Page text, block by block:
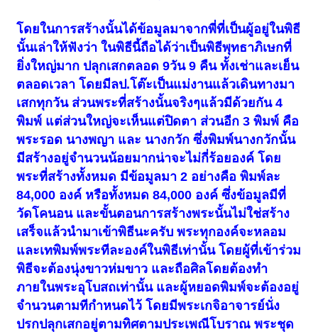
โดยในการสร้างนั้นได้ข้อมูลมาจากพี่ที่เป็นผู้อยู่ในพิธี
นั้นเล่าให้ฟังว่า ในพิธีนี้ถือได้ว่าเป็นพิธีพุทธาภิเษกที่
ยิ่งใหญ่มาก ปลุกเสกตลอด 9วัน 9 คืน ทั้งเช่าและเย็น
ตลอดเวลา โดยมีลป.โต๊ะเป็นแม่งานแล้วเดินทางมา
เสกทุกวัน ส่วนพระที่สร้างนั้นจริงๆแล้วมีด้วยกัน 4
พิมพ์ แต่ส่วนใหญ่จะเห็นแต่ปิดตา ส่วนอีก 3 พิมพ์ คือ
พระรอด นางพญา และ นางกวัก ซึ่งพิมพ์นางกวักนั้น
มีสร้างอยู่จำนวนน้อยมากน่าจะไม่กี่ร้อยองค์ โดย
พระที่สร้างทั้งหมด มีข้อมูลมา 2 อย่างคือ พิมพ์ละ
84,000 องค์ หรือทั้งหมด 84,000 องค์ ซึ่งข้อมูลมีที่
วัดโคนอน และขั้นตอนการสร้างพระนั้นไม่ใช่สร้าง
เสร็จแล้วนำมาเข้าพิธีนะครับ พระทุกองค์จะหลอม
และเทพิมพ์พระทีละองค์ในพิธีเท่านั้น โดยผู้ที่เข้าร่วม
พิธีจะต้องนุ่งขาวห่มขาว และถือศิลโดยต้องทำ
ภายในพระอุโบสถเท่านั้น และผู้หยอดพิมพ์จะต้องอยู่
จำนวนตามทีกำหนดไว้ โดยมีพระเกจิอาจารย์นั่ง
ปรกปลุกเสกอยู่ตามทิศตามประเพณีโบราณ พระชุด